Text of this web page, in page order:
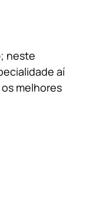
; neste
aí
melhores